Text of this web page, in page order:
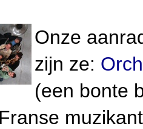
Onze
zijn ze:
(een bonte